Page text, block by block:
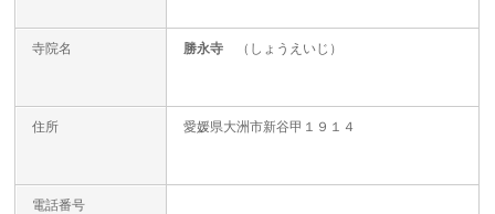
寺院名 勝永寺 （しょうえいじ）
住所 愛媛県大洲市新谷甲１９１４
電話番号